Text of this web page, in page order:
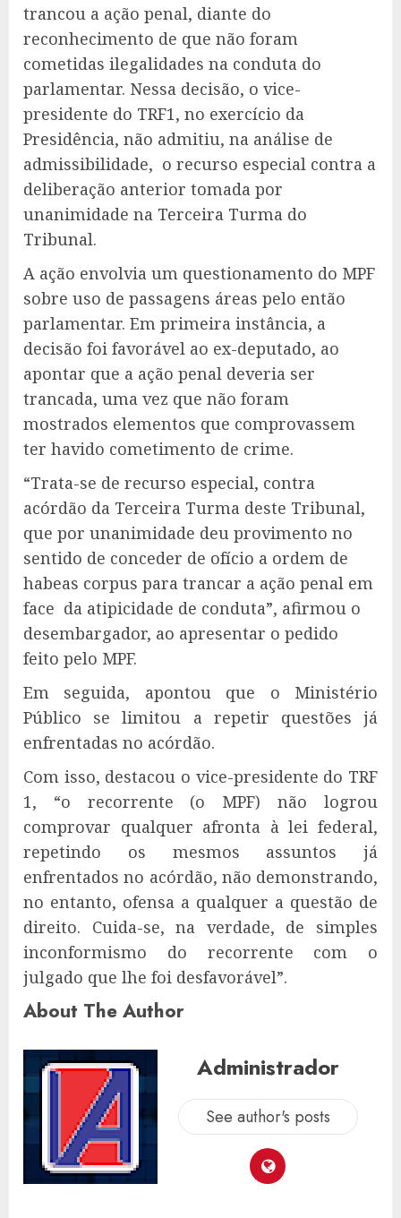
trancou a ação penal, diante do
reconhecimento de que não foram
cometidas ilegalidades na conduta do
parlamentar. Nessa decisão, o vice-
presidente do TRF1, no exercício da
Presidência, não admitiu, na análise de
admissibilidade, o recurso especial contra a
deliberação anterior tomada por
unanimidade na Terceira Turma do
Tribunal.
A ação envolvia um questionamento do MPF
sobre uso de passagens áreas pelo então
parlamentar. Em primeira instância, a
decisão foi favorável ao ex-deputado, ao
apontar que a ação penal deveria ser
trancada, uma vez que não foram
mostrados elementos que comprovassem
ter havido cometimento de crime.
“Trata-se de recurso especial, contra
acórdão da Terceira Turma deste Tribunal,
que por unanimidade deu provimento no
sentido de conceder de ofício a ordem de
habeas corpus para trancar a ação penal em
face da atipicidade de conduta”, afirmou o
desembargador, ao apresentar o pedido
feito pelo MPF.
Em seguida, apontou que o Ministério
Público se limitou a repetir questões já
enfrentadas no acórdão.
Com isso, destacou o vice-presidente do TRF
1, “o recorrente (o MPF) não logrou
comprovar qualquer afronta à lei federal,
repetindo os mesmos assuntos já
enfrentados no acórdão, não demonstrando,
no entanto, ofensa a qualquer a questão de
direito. Cuida-se, na verdade, de simples
inconformismo do recorrente com o
julgado que lhe foi desfavorável”.
About The Author
Administrador
See author's posts